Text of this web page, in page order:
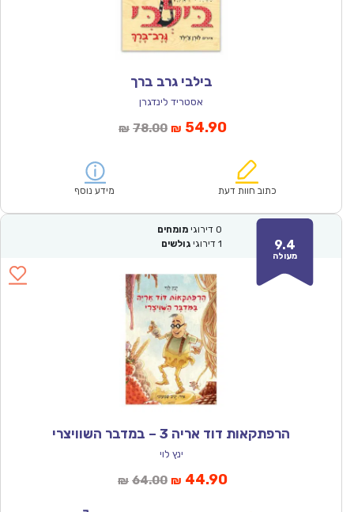
בילבי גרב ברך
אסטריד לינדגרן
₪ 78.00המחיר
₪78.00.
₪ 54.90המחיר
הוא:
כתוב חוות דעת מידע נוסף
9.4
מעולה
0 דירוגי מומחים
1 דירוגי גולשים
הרפתקאות דוד אריה 3 – במדבר השוויצרי
ינץ לוי
₪ 64.00המחיר
₪ 44.90המחיר